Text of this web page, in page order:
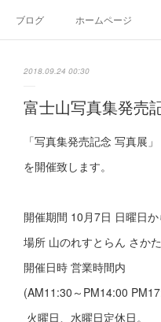
ブログ ホームページ
2018.09.24 00:30
富士山写真集発売
「写真集発売記念 写真展」
を開催致します。
開催期間 10月7日 日曜日か
場所 山のれすとらん さかた
開催日時 営業時間内
(AM11:30～PM14:00
火曜日、水曜日定休日。